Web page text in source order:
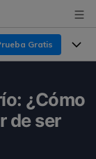
Gratis
¿Cómo
de ser